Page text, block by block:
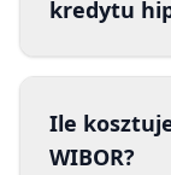
kredytu
Ile
WIBOR?